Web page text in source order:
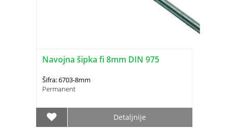
Navojna šipka fi 8mm DIN 975
Šifra: 6703-8mm
Permanent
Detaljnije